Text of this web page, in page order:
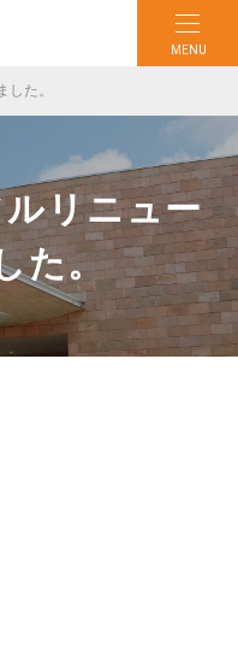
MENU
た。
リニュー
た。